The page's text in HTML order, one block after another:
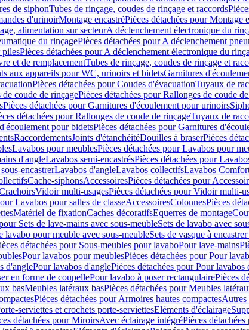
de siphonTubes de rinçage, coudes de rinçage et raccords
d'urinoirMontage encastréPièces détachées pour Montage
alimentation sur secteurA déclenchement électronique du
du rinçagePièces détachées pour A déclenchement
pilesPièces détachées pour A déclenchement électronique du
et de remplacementTubes de rinçage, coudes de rinçage et
aux appareils pour WC, urinoirs et bidetsGarnitures
Pièces détachées pour Coudes d'évacuationTuyaux de
de coude de rinçagePièces détachées pour Rallonges de coude
Pièces détachées pour Garnitures d'écoulement pour urinoirs
détachées pour Rallonges de coude de rinçageTuyaux de
pour bidetsPièces détachées pour Garnitures
RaccordementsJoints d'étanchéitéDouilles à braserPièces
Lavabos pour meublesPièces détachées pour Lavabos pour
d'angleLavabos semi-encastrésPièces détachées pour
encastrerLavabos d'angleLavabos collectifsLavabos
Cache-siphonsAccessoiresPièces détachées pour
Vidoir multi-usagesPièces détachées pour Vidoir multi-
Lavabos pour salles de classeAccessoiresColonnesPièces
Matériel de fixationCaches décoratifsEquerres de montage
Sets de lave-mains avec sous-meubleSets de lavabo avec
lavabo pour meuble avec sous-meubleSets de vasque à
détachées pour Sous-meubles pour lavaboPour lave-mains
Pour lavabos pour meublesPièces détachées pour Pour
d'anglePour lavabos d'anglePièces détachées pour Pour lavabos
en forme de coupellePour lavabo à poser rectangulairePièces
basMeubles latéraux basPièces détachées pour Meubles
Pièces détachées pour Armoires hautes compactesAutres
serviettes et crochets porte-serviettesEléments d'éclairage
détachées pour MiroirsAvec éclairage intégréPièces